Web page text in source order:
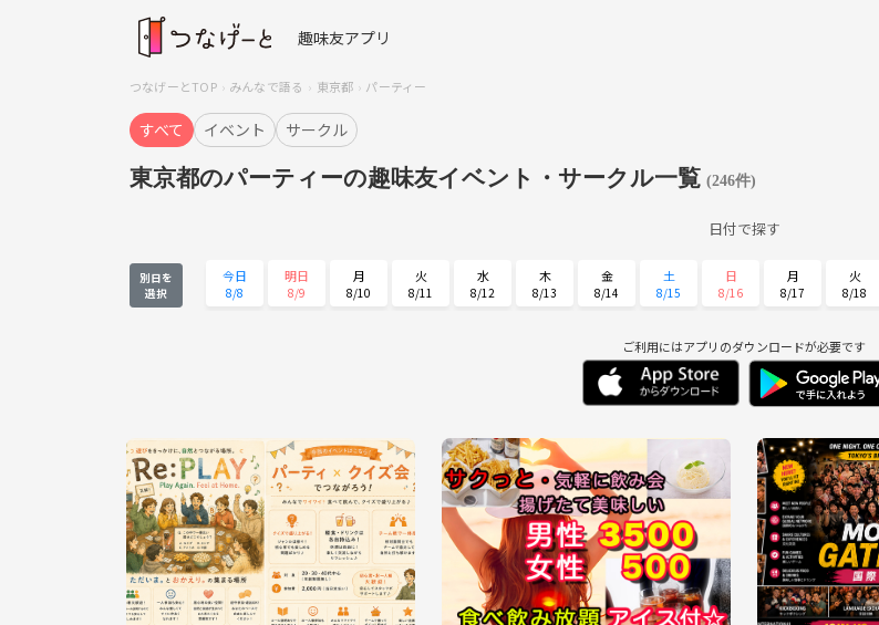
趣味友アプリ
つなげーとTOP みんなで語る 東京都 パーティー
すべて イベント サークル
東京都のパーティーの趣味友イベント・サークル一覧 (246件)
日付で探す
別日を
選択
今日
8/8
明日
8/9
月
8/10
火
8/11
水
8/12
木
8/13
金
8/14
土
8/15
日
8/16
月
8/17
火
8/18
9/2 9/3 9/4 9/5
ご利用にはアプリのダウンロードが必要です